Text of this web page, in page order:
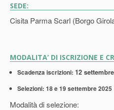
SEDE:
Cisita Parma Scarl (Borgo
MODALITA’ DI ISCRIZIONE E
Scadenza iscrizioni: 12
Selezioni: 18 e 19 settembre 2025
Modalità di selezione: